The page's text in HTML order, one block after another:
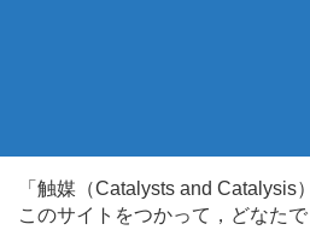
「触媒（Catalysts and
このサイトをつかって，どなた